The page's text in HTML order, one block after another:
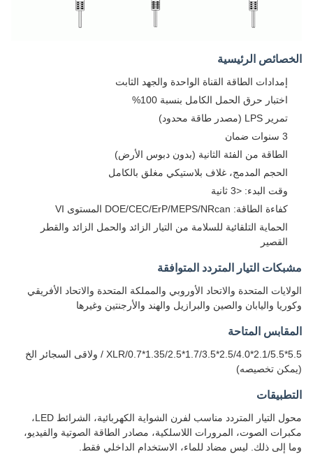
الخصائص الرئيسية
إمدادات الطاقة القناة الواحدة والجهد الثابت
اختبار حرق الحمل الكامل بنسبة 100%
تمرير LPS (مصدر طاقة محدود)
3 سنوات ضمان
الطاقة من الفئة الثانية (بدون دبوس الأرض)
الحجم المدمج، غلاف بلاستيكي مغلق بالكامل
وقت البدء: <3 ثانية
كفاءة الطاقة: DOE/CEC/ErP/MEPS/NRcan المستوى VI
الحماية التلقائية للسلامة من التيار الزائد والحمل الزائد والقطر
القصير
مشبكات التيار المتردد المتوافقة
الولايات المتحدة والاتحاد الأوروبي والمملكة المتحدة والاتحاد الأفريقي
وكوريا واليابان والصين والبرازيل والهند والأرجنتين وغيرها
المقابس المتاحة
5.5*2.1/5.5*2.5/4.0*1.7/3.5*1.35/2.5*0.7/XLR / ولاقى السجائر الخ
(يمكن تخصيصه)
التطبيقات
محول التيار المتردد مناسب لفرن الشواية الكهربائية، الشرائط LED،
مكبرات الصوت، المرورات اللاسلكية، مصادر الطاقة الصوتية والفيديو،
وما إلى ذلك. ليس مضاد للماء، الاستخدام الداخلي فقط.